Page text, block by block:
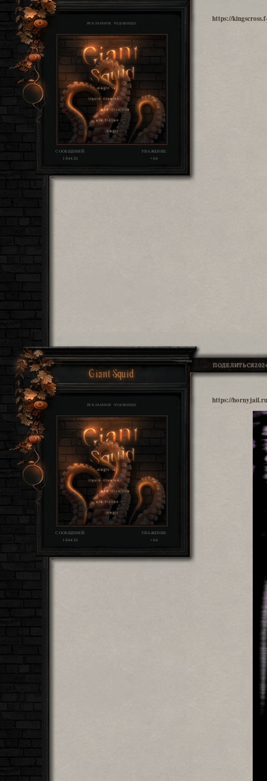
РЕКЛАМНОЕ ЧУДОВИЩЕ
СООБЩЕНИЙ:
184426
УВАЖЕНИЕ:
+64
https://
ПОДЕЛИТЬСЯ
Giant Squid
РЕКЛАМНОЕ ЧУДОВИЩЕ
СООБЩЕНИЙ:
184426
УВАЖЕНИЕ:
+64
https://